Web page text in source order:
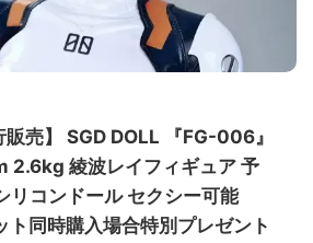
販売】 SGD DOLL 『FG-006』
2.6kg 綾波レイフィギュア 予
リコンドール セクシー可能
同時購入場合特別プレゼント